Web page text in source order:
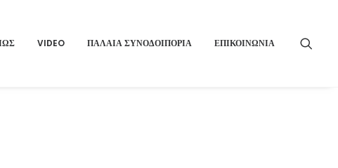
VIDEO ΠΑΛΑΙΑ ΣΥΝΟΔΟΙΠΟΡΙΑ ΕΠΙΚΟΙΝΩΝΙΑ